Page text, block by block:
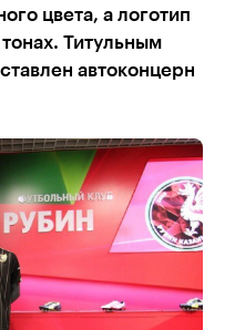
цвета, а логотип
Титульным
автоконцерн